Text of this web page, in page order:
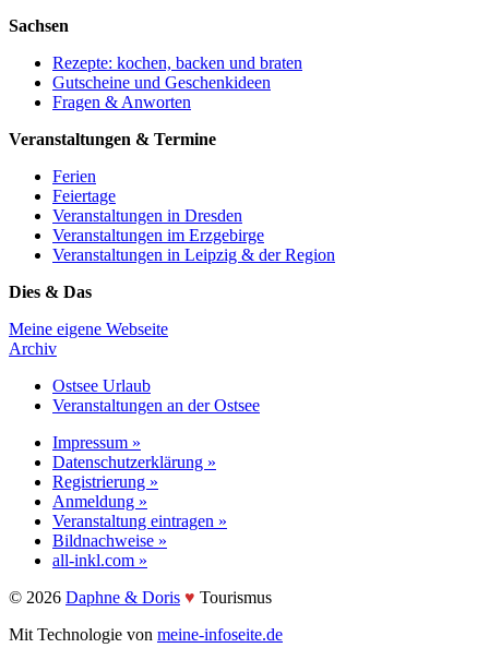
Sachsen
Rezepte: kochen, backen und braten
Gutscheine und Geschenkideen
Fragen & Anworten
Veranstaltungen & Termine
Ferien
Feiertage
Veranstaltungen in Dresden
Veranstaltungen im Erzgebirge
Veranstaltungen in Leipzig & der Region
Dies & Das
Meine eigene Webseite
Archiv
Ostsee Urlaub
Veranstaltungen an der Ostsee
Impressum »
Datenschutzerklärung »
Registrierung »
Anmeldung »
Veranstaltung eintragen »
Bildnachweise »
all-inkl.com »
©️ 2026 Daphne & Doris ♥️ Tourismus
Mit Technologie von meine-infoseite.de